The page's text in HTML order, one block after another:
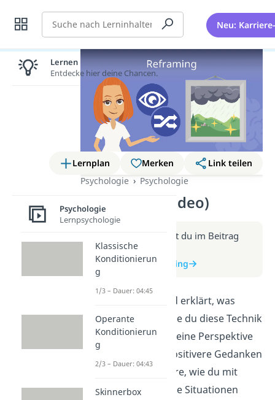
Suche Neu:
Lernplan Merken
Link teilen
Psychologie
Psychologie
Reframing (Video)
Weitere Infos erhältst du im Beitrag
zum Video
zum Beitrag: Reframing
In diesem Video wird erklärt, was
Reframing ist und wie du diese Technik
nutzen kannst, um deine Perspektive
zu verändern und positivere Gedanken
zu entwickeln. Erfahre, wie du mit
Reframing schwierige Situationen
Lernen lohnt sich!
Entdecke hier deine Chancen.
Psychologie
Lernpsychologie
Klassische
Konditionierun
g
1/3 – Dauer: 04:45
Operante
Konditionierun
g
2/3 – Dauer: 04:43
Skinnerbox